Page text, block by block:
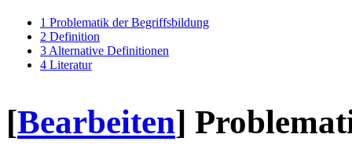
1 Problematik der Begriffsbildung
2 Definition
3 Alternative Definitionen
4 Literatur
[Bearbeiten]